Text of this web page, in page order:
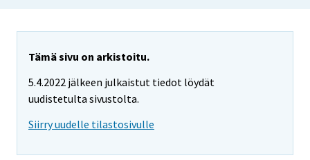
Tämä sivu on arkistoitu.
5.4.2022 jälkeen julkaistut tiedot löydät
uudistetulta sivustolta.
Siirry uudelle tilastosivulle